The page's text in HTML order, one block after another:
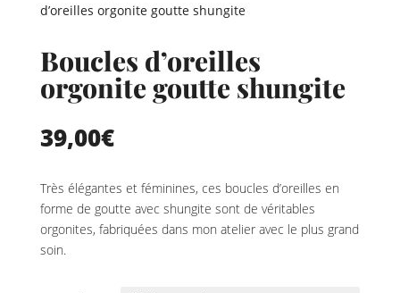
d’oreilles orgonite goutte shungite
Boucles d’oreilles
orgonite goutte shungite
39,00€
Très élégantes et féminines, ces boucles d’oreilles en
forme de goutte avec shungite sont de véritables
orgonites, fabriquées dans mon atelier avec le plus grand
soin.